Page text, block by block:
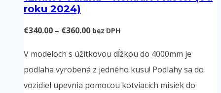
roku 2024)
€340.00 – €360.00Price
through
bez DPH
V modeloch s úžitkovou dĺžkou do 4000mm je
podlaha vyrobená z jedného kusu! Podlahy sa do
vozidiel upevnia pomocou kotviacich misiek do